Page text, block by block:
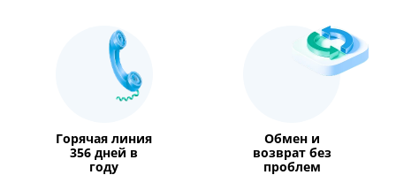
Горячая линия
356 дней в
году
Обмен и
возврат без
проблем